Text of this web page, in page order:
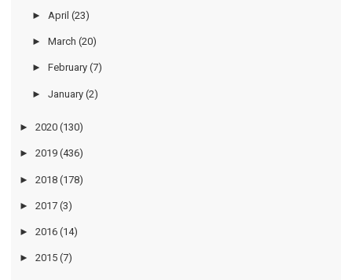
► April (23)
► March (20)
► February (7)
► January (2)
► 2020 (130)
► 2019 (436)
► 2018 (178)
► 2017 (3)
► 2016 (14)
► 2015 (7)